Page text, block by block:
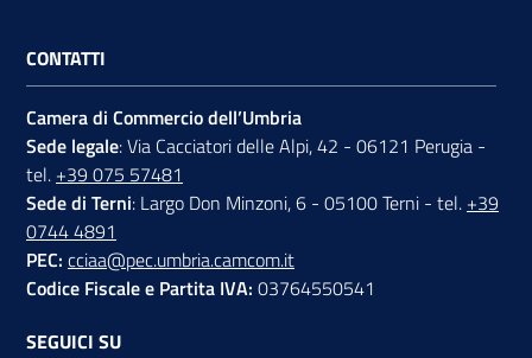
CONTATTI
Camera di Commercio dell’Umbria
Sede legale: Via Cacciatori delle Alpi, 42 - 06121 Perugia -
tel. +39 075 57481
Sede di Terni: Largo Don Minzoni, 6 - 05100 Terni - tel. +39
0744 4891
PEC: cciaa@pec.umbria.camcom.it
Codice Fiscale e Partita IVA: 03764550541
SEGUICI SU